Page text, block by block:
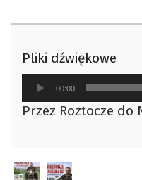
Pliki dźwiękowe
Odtwarzacz
plików
dźwiękowych
00:00
Przez Roztocze do